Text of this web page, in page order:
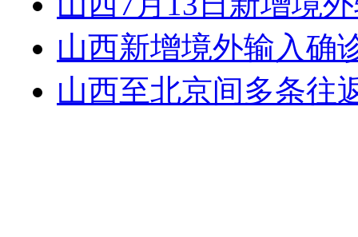
山西新增境外输入确
山西至北京间多条往